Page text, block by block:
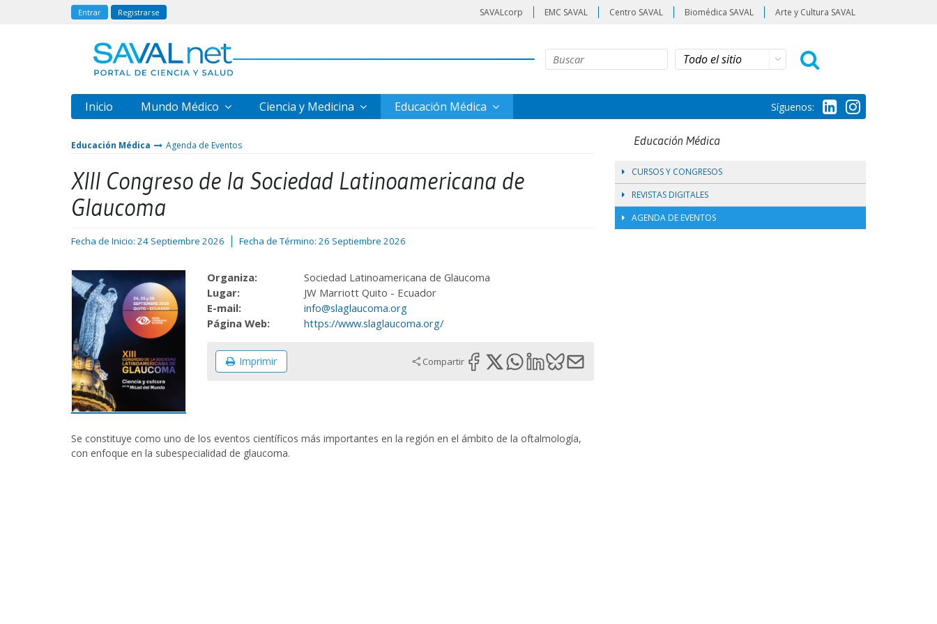
Entrar Registrarse SAVALcorp EMC SAVAL Centro SAVAL Biomédica SAVAL Arte y Cultura SAVAL
Inicio Mundo Médico Ciencia y Medicina Educación Médica Síguenos:
Educación Médica Agenda de Eventos
XIII Congreso de la Sociedad Latinoamericana de
Glaucoma
Fecha de Inicio: 24 Septiembre 2026 Fecha de Término: 26 Septiembre 2026
Organiza:
Sociedad Latinoamericana de Glaucoma
Lugar:
JW Marriott Quito - Ecuador
E-mail:
info@slaglaucoma.org
Página Web:
https://www.slaglaucoma.org/
Imprimir Compartir
Se constituye como uno de los eventos científicos más importantes en la región en el ámbito de la oftalmología,
con enfoque en la subespecialidad de glaucoma.
Educación Médica
CURSOS Y CONGRESOS
REVISTAS DIGITALES
AGENDA DE EVENTOS